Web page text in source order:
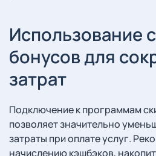
Использование
бонусов для
затрат
Подключение к программам
позволяет значительно
затраты при оплате услуг.
начислению кэшбэков,